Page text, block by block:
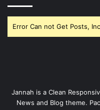
Error Can not Get Posts,
Jannah is a Clean
News and Blog theme.